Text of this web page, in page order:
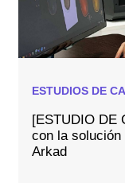
ESTUDIOS DE
[ESTUDIO DE
con la solución
Arkad